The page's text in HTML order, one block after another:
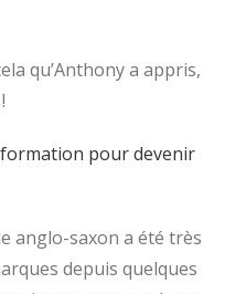
qu’Anthony a appris,
formation pour devenir
anglo-saxon a été très
depuis quelques